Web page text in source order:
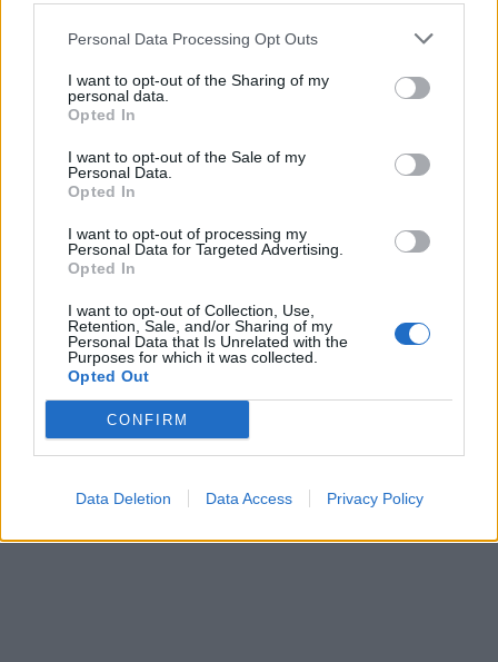
Personal Data Processing Opt Outs
I want to opt-out of the Sharing of my
personal data.
Opted In
I want to opt-out of the Sale of my
Personal Data.
Opted In
I want to opt-out of processing my
Personal Data for Targeted Advertising.
Opted In
I want to opt-out of Collection, Use,
Retention, Sale, and/or Sharing of my
Personal Data that Is Unrelated with the
Purposes for which it was collected.
Opted Out
CONFIRM
Data Deletion Data Access Privacy Policy
ανεπιθύμητων αποτελεσμάτων για το έμβρυο. Η
υψηλή θερμοκρασία και η φλεγμονή έχουν
αρνητική επίδραση στον εγκέφαλο του εμβρύου
και του νεογνού, ενώ η μη θεραπευόμενη
φλεγμονή μπορεί να διαπεράσει τον
πλακούντα».
Φωτογραφία:iStock
ΔΙΑΒΑΣΤΕ ΕΠΙΣΗΣ:
Παρακεταμόλη στην εγκυμοσύνη: Ο ΠΟΥ και ο
ΕΜΑ διαψεύδουν ότι προκαλεί αυτισμό
Πώς το μασάζ μπορεί να βελτιώσει τον ύπνο,
ακόμη και με μία σύντομη συνεδρία
Γιατί η ημικρανία είναι πιο συχνή στις γυναίκες
απ’ ό,τι στους άνδρες